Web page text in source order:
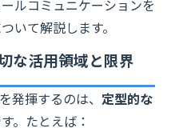
ルコミュニケーションを
いて解説します。
な活用領域と限界
発揮するのは、 定型的な
。たとえば：